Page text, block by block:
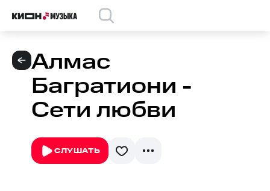
Алмас
Багратиони -
Сети любви
СЛУШАТЬ